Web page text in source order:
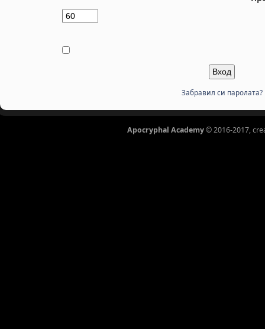
Забравил си паролата?
Apocryphal Academy© 2016-2017,